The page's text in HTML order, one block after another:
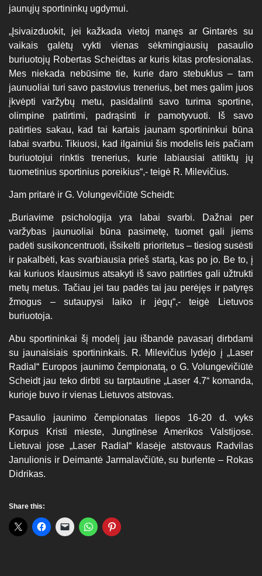
jaunųjų sportininkų ugdymui.
„Įsivaizduokit, jei kažkada vietoj manęs ar Gintarės su
vaikais galėtų vykti vienas sėkmingiausių pasaulio
buriuotojų Robertas Scheidtas ar kuris kitas profesionalas.
Mes niekada nebūsime tie, kurie daro stebuklus – tam
jaunuoliai turi savo pastovius trenerius, bet mes galim juos
įkvėpti varžybų metu, pasidalinti savo turima sportine,
olimpine patirtimi, padrąsinti ir pamotyvuoti. Iš savo
patirties sakau, kad tai kartais jaunam sportininkui būna
labai svarbu. Tikiuosi, kad ilgainiui šis modelis leis pačiam
buriuotojui rinktis trenerius, kurie labiausiai atitiktų jų
tuometinius sportinius poreikius“,- teigė R. Milevičius.
Jam pritarė ir G. Volungevičiūtė Scheidt:
„Buriavime psichologija yra labai svarbi. Dažnai per
varžybas jaunuoliai būna pasimetę, tuomet gali jiems
padėti susikoncentruoti, išsikelti prioritetus – tiesiog susėsti
ir pakalbėti, kas svarbiausia prieš startą, kas po jo. Be to, į
kai kuriuos klausimus atsakyti iš savo patirties gali užtrukti
metų metus. Tačiau jei tau padės tai jau perėjęs ir patyręs
žmogus – sutaupysi laiko ir jėgų“,- teigė Lietuvos
buriuotoja.
Abu sportininkai šį modelį jau išbandė pavasarį dirbdami
su jaunaisiais sportininkais. R. Milevičius lydėjo į „Laser
Radial“ Europos jaunimo čempionatą, o G. Volungevičiūtė
Scheidt jau teko dirbti su tarptautine „Laser 4.7“ komanda,
kurioje buvo ir vienas Lietuvos atstovas.
Pasaulio jaunimo čempionatas liepos 16-20 d. vyks
Korpus Kristi mieste, Jungtinėse Amerikos Valstijose.
Lietuvai jose „Laser Radial“ klasėje atstovaus Radvilas
Janulionis ir Deimantė Jarmalavčiūtė, su burlente – Rokas
Didrikas.
Share this: